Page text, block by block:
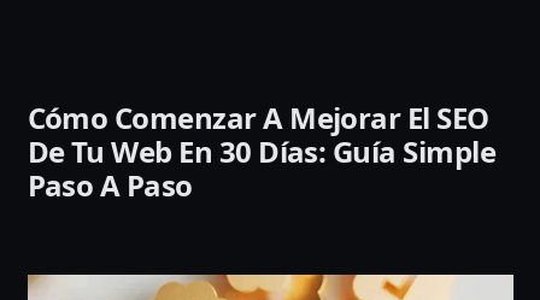
Cómo Comenzar A Mejorar El SEO
De Tu Web En 30 Días: Guía Simple
Paso A Paso